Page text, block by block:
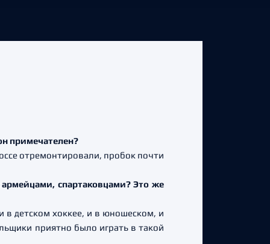
примечателен?
отремонтировали, пробок почти
спартаковцами? Это же
в детском хоккее, и в юношеском, и
приятно было играть в такой